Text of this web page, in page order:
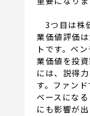
3つ目は株
業価値評価
トです。ベ
業価値を投
には、説得
す。ファン
ベースにな
にも影響が出